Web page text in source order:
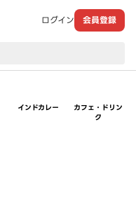
ログイン 会員登録
インドカレー
カフェ・ドリン
ク